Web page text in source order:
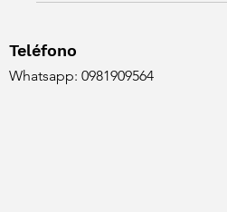
Teléfono
Whatsapp: 0981909564